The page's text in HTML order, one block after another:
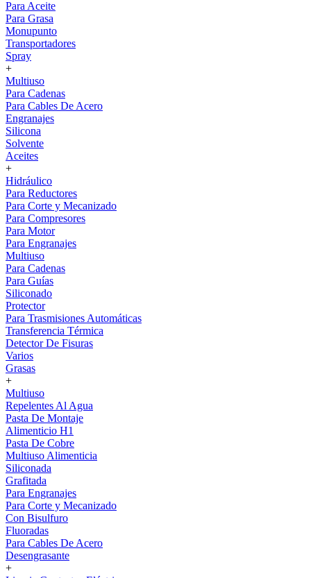
Para Aceite
Para Grasa
Monupunto
Transportadores
Spray
+
Multiuso
Para Cadenas
Para Cables De Acero
Engranajes
Silicona
Solvente
Aceites
+
Hidráulico
Para Reductores
Para Corte y Mecanizado
Para Compresores
Para Motor
Para Engranajes
Multiuso
Para Cadenas
Para Guías
Siliconado
Protector
Para Trasmisiones Automáticas
Transferencia Térmica
Detector De Fisuras
Varios
Grasas
+
Multiuso
Repelentes Al Agua
Pasta De Montaje
Alimenticio H1
Pasta De Cobre
Multiuso Alimenticia
Siliconada
Grafitada
Para Engranajes
Para Corte y Mecanizado
Con Bisulfuro
Fluoradas
Para Cables De Acero
Desengrasante
+